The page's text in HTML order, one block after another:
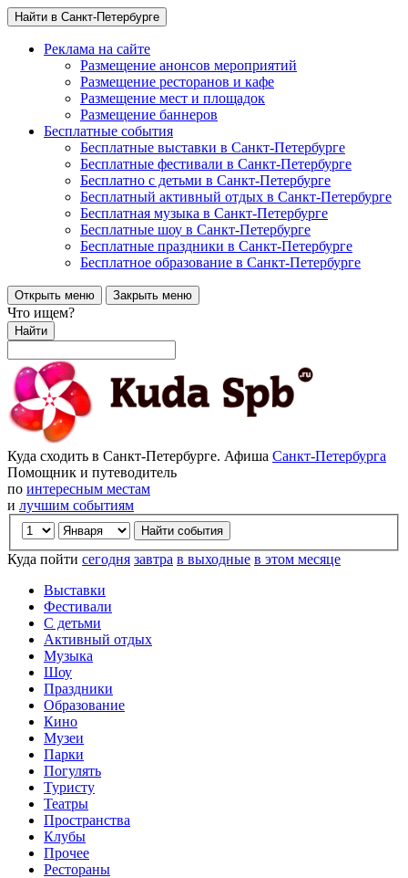
Найти в Санкт-Петербурге
Реклама на сайте
Размещение анонсов мероприятий
Размещение ресторанов и кафе
Размещение мест и площадок
Размещение баннеров
Бесплатные события
Бесплатные выставки в Санкт-Петербурге
Бесплатные фестивали в Санкт-Петербурге
Бесплатно с детьми в Санкт-Петербурге
Бесплатный активный отдых в Санкт-Петербурге
Бесплатная музыка в Санкт-Петербурге
Бесплатные шоу в Санкт-Петербурге
Бесплатные праздники в Санкт-Петербурге
Бесплатное образование в Санкт-Петербурге
Открыть меню Закрыть меню
Что ищем?
Найти
Куда сходить в Санкт-Петербурге. Афиша Санкт-Петербурга
Помощник и путеводитель
по интересным местам
и лучшим событиям
Куда пойти сегодня завтра в выходные в этом месяце
Выставки
Фестивали
С детьми
Активный отдых
Музыка
Шоу
Праздники
Образование
Кино
Музеи
Парки
Погулять
Туристу
Театры
Пространства
Клубы
Прочее
Рестораны